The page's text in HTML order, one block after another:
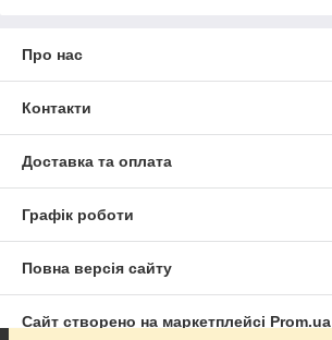
Про нас
Контакти
Доставка та оплата
Графік роботи
Повна версія сайту
Сайт створено на маркетплейсі Prom.ua